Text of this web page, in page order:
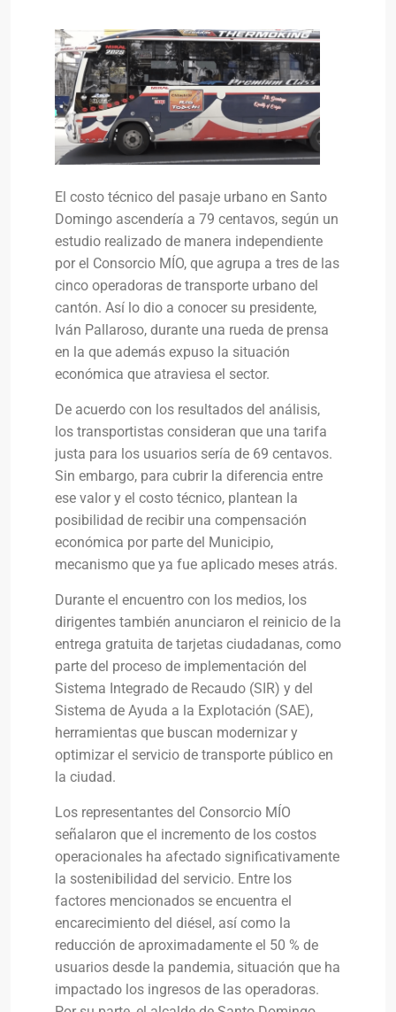
El costo técnico del pasaje urbano en Santo
Domingo ascendería a 79 centavos, según un
estudio realizado de manera independiente
por el Consorcio MÍO, que agrupa a tres de las
cinco operadoras de transporte urbano del
cantón. Así lo dio a conocer su presidente,
Iván Pallaroso, durante una rueda de prensa
en la que además expuso la situación
económica que atraviesa el sector.
De acuerdo con los resultados del análisis,
los transportistas consideran que una tarifa
justa para los usuarios sería de 69 centavos.
Sin embargo, para cubrir la diferencia entre
ese valor y el costo técnico, plantean la
posibilidad de recibir una compensación
económica por parte del Municipio,
mecanismo que ya fue aplicado meses atrás.
Durante el encuentro con los medios, los
dirigentes también anunciaron el reinicio de la
entrega gratuita de tarjetas ciudadanas, como
parte del proceso de implementación del
Sistema Integrado de Recaudo (SIR) y del
Sistema de Ayuda a la Explotación (SAE),
herramientas que buscan modernizar y
optimizar el servicio de transporte público en
la ciudad.
Los representantes del Consorcio MÍO
señalaron que el incremento de los costos
operacionales ha afectado significativamente
la sostenibilidad del servicio. Entre los
factores mencionados se encuentra el
encarecimiento del diésel, así como la
reducción de aproximadamente el 50 % de
usuarios desde la pandemia, situación que ha
impactado los ingresos de las operadoras.